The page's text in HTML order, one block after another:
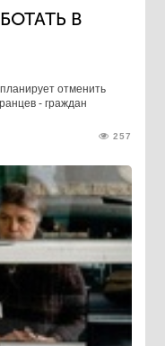
В
отменить
- граждан
257